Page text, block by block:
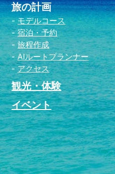
旅の計画
モデルコース
宿泊・予約
旅程作成
AIルートプランナー
アクセス
観光・体験
イベント